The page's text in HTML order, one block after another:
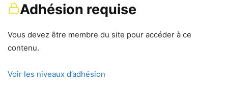
Adhésion requise
Vous devez être membre du site pour accéder à ce
contenu.
Voir les niveaux d’adhésion